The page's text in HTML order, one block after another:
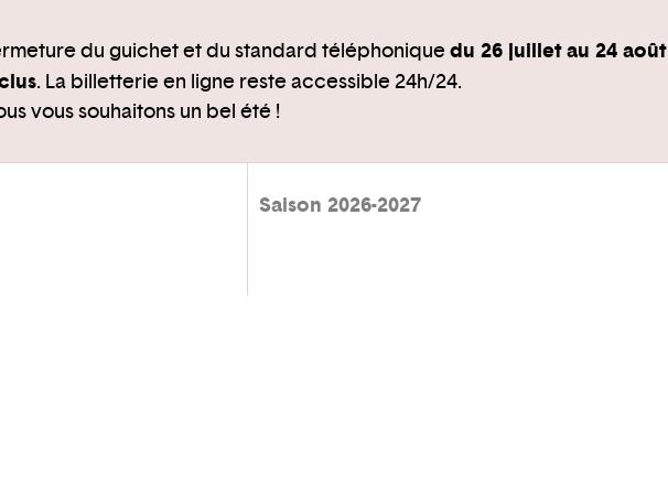
du guichet et du standard téléphoniquedu 26 juillet au 24 août
. La billetterie en ligne reste accessible 24h/24.
vous souhaitons un bel été !
Saison 2026-2027